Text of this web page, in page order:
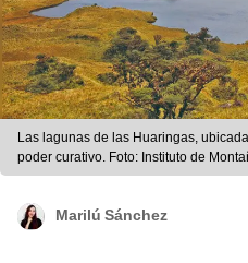
Las lagunas de las Huaringas,
poder curativo. Foto: Instituto de
Marilú Sánchez